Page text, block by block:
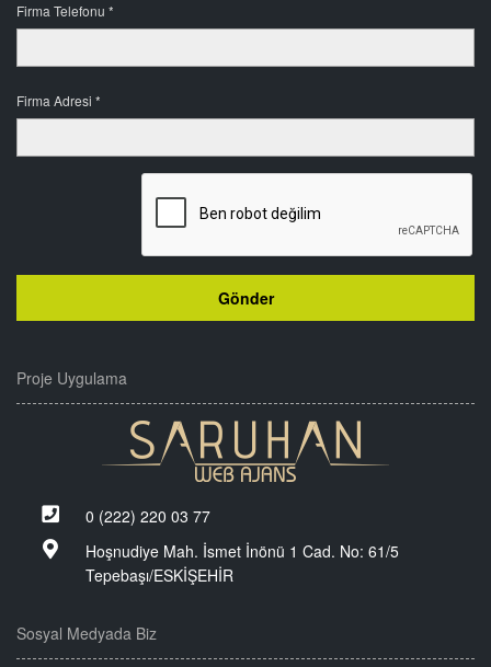
Firma Telefonu *
Firma Adresi *
Proje Uygulama
0 (222) 220 03 77
Hoşnudiye Mah. İsmet İnönü 1 Cad. No: 61/5
Tepebaşı/ESKİŞEHİR
Sosyal Medyada Biz